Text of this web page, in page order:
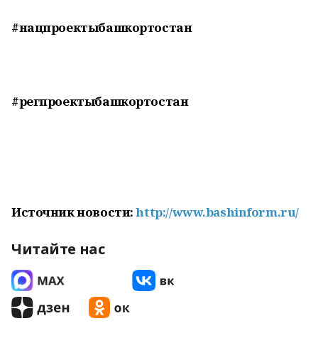
#нацпроектыбашкортостан
#регпроектыбашкортостан
Источник новости:http://www.bashinform.ru/
Читайте нас